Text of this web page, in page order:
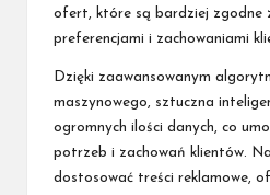
ofert, które są bardziej zgodne
preferencjami i zachowaniami
Dzięki zaawansowanym
maszynowego, sztuczna
ogromnych ilości danych, co
potrzeb i zachowań klientów.
dostosować treści reklamowe,